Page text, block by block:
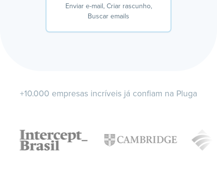
Enviar e-mail, Criar rascunho,
Buscar emails
+10.000 empresas incríveis já confiam na Pluga